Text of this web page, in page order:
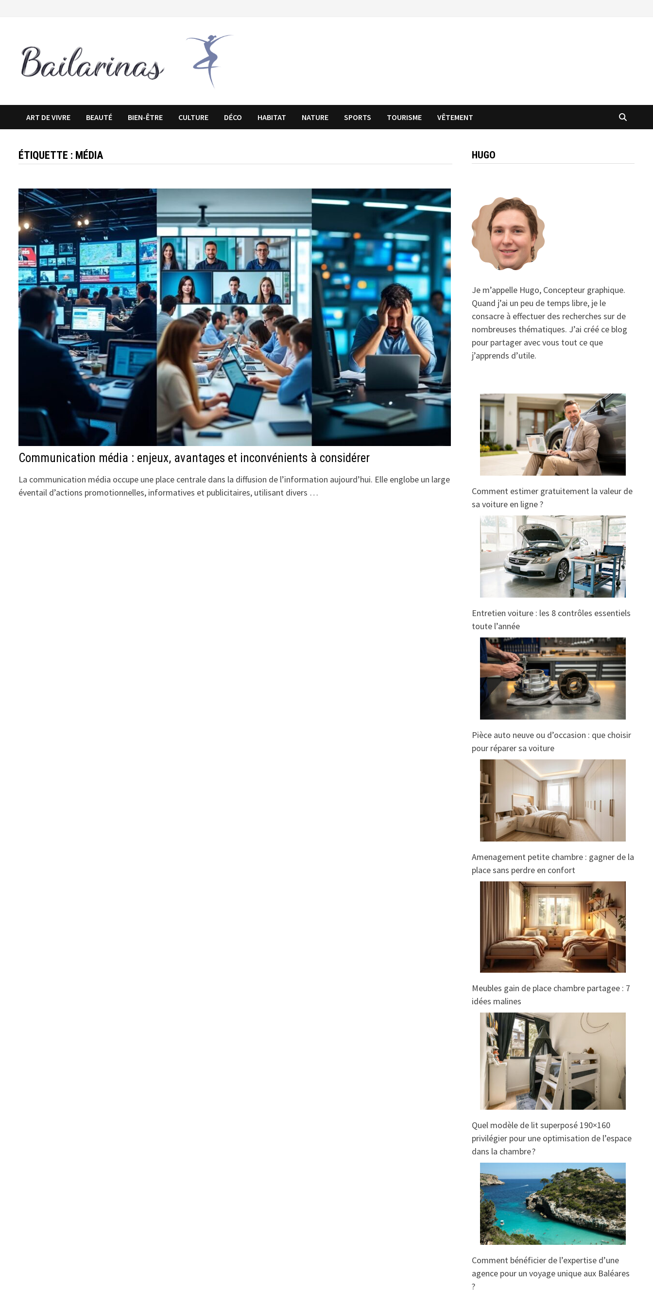
ART DE VIVRE BEAUTÉ BIEN-ÊTRE CULTURE DÉCO HABITAT NATURE SPORTS TOURISME VÊTEMENT
ÉTIQUETTE : MÉDIA
Communication média : enjeux, avantages et inconvénients à considérer
La communication média occupe une place centrale dans la diffusion de l’information aujourd’hui. Elle englobe un large
éventail d’actions promotionnelles, informatives et publicitaires, utilisant divers …
HUGO
Je m’appelle Hugo, Concepteur graphique.
Quand j’ai un peu de temps libre, je le
consacre à effectuer des recherches sur de
nombreuses thématiques. J’ai créé ce blog
pour partager avec vous tout ce que
j’apprends d’utile.
Comment estimer gratuitement la valeur de
sa voiture en ligne ?
Entretien voiture : les 8 contrôles essentiels
toute l’année
Pièce auto neuve ou d’occasion : que choisir
pour réparer sa voiture
Amenagement petite chambre : gagner de la
place sans perdre en confort
Meubles gain de place chambre partagee : 7
idées malines
Quel modèle de lit superposé 190×160
privilégier pour une optimisation de l’espace
dans la chambre ?
Comment bénéficier de l’expertise d’une
agence pour un voyage unique aux Baléares
?